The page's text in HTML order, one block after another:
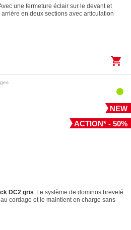
une fermeture éclair sur le devant et
en deux sections avec articulation
shopping_cart
NEW
ACTION* - 50%
DC2 gris Le système de dominos breveté
cordage et le maintient en charge sans
le levier…